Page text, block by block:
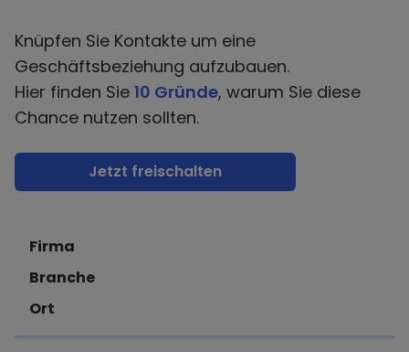
Knüpfen Sie Kontakte um eine
Geschäftsbeziehung aufzubauen.
Hier finden Sie 10 Gründe, warum Sie diese
Chance nutzen sollten.
Jetzt freischalten
Firma
Branche
Ort